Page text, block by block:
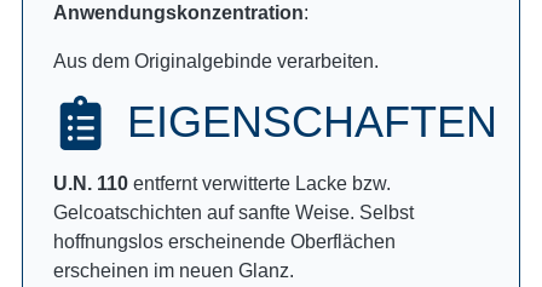
Anwendungskonzentration:
Aus dem Originalgebinde verarbeiten.
EIGENSCHAFTEN
U.N. 110 entfernt verwitterte Lacke bzw.
Gelcoatschichten auf sanfte Weise. Selbst
hoffnungslos erscheinende Oberflächen
erscheinen im neuen Glanz.